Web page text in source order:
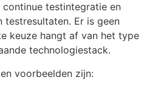
testintegratie en
testresultaten. Er is geen
keuze hangt af van het type
technologiestack.
voorbeelden zijn: